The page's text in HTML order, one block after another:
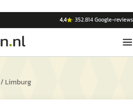
4,4 ·352.814Google-reviews
/Limburg